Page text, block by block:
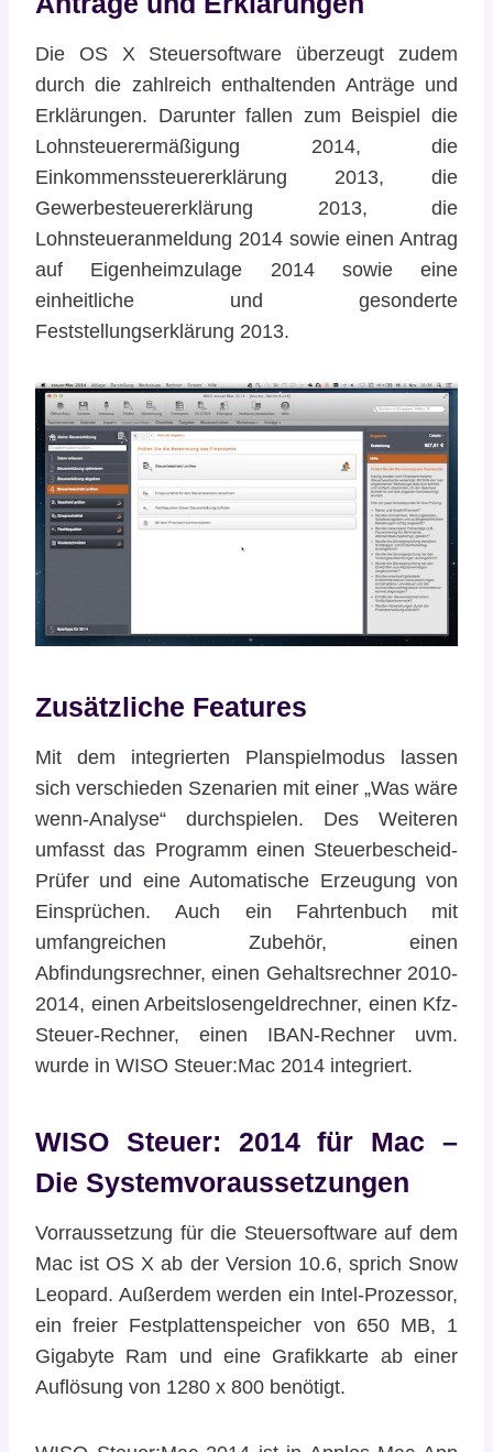
Die OS X Steuersoftware überzeugt zudem
durch die zahlreich enthaltenden Anträge und
Erklärungen. Darunter fallen zum Beispiel die
Lohnsteuerermäßigung 2014, die
Einkommenssteuererklärung 2013, die
Gewerbesteuererklärung 2013, die
Lohnsteueranmeldung 2014 sowie einen Antrag
auf Eigenheimzulage 2014 sowie eine
einheitliche und gesonderte
Feststellungserklärung 2013.
Zusätzliche Features
Mit dem integrierten Planspielmodus lassen
sich verschieden Szenarien mit einer „Was wäre
wenn-Analyse“ durchspielen. Des Weiteren
umfasst das Programm einen Steuerbescheid-
Prüfer und eine Automatische Erzeugung von
Einsprüchen. Auch ein Fahrtenbuch mit
umfangreichen Zubehör, einen
Abfindungsrechner, einen Gehaltsrechner 2010-
2014, einen Arbeitslosengeldrechner, einen Kfz-
Steuer-Rechner, einen IBAN-Rechner uvm.
wurde in WISO Steuer:Mac 2014 integriert.
WISO Steuer: 2014 für Mac –
Die Systemvoraussetzungen
Vorraussetzung für die Steuersoftware auf dem
Mac ist OS X ab der Version 10.6, sprich Snow
Leopard. Außerdem werden ein Intel-Prozessor,
ein freier Festplattenspeicher von 650 MB, 1
Gigabyte Ram und eine Grafikkarte ab einer
Auflösung von 1280 x 800 benötigt.